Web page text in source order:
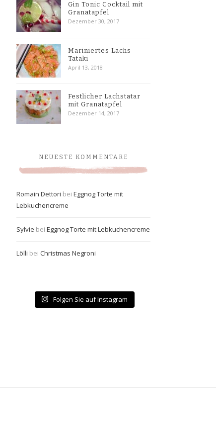
Gin Tonic Cocktail mit
Granatapfel
Dezember 30, 2017
Mariniertes Lachs
Tataki
April 13, 2018
Festlicher Lachstatar
mit Granatapfel
Dezember 14, 2017
NEUESTE KOMMENTARE
Romain Dettori bei Eggnog Torte mit
Lebkuchencreme
Sylvie bei Eggnog Torte mit Lebkuchencreme
Lölli bei Christmas Negroni
Folgen Sie auf Instagram